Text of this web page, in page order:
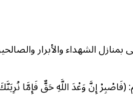
الشهداء والأبرار
(فَاصْبِرْ إِنَّ وَعْدَ اللَّهِ حَقٌّ فَإِمَّا